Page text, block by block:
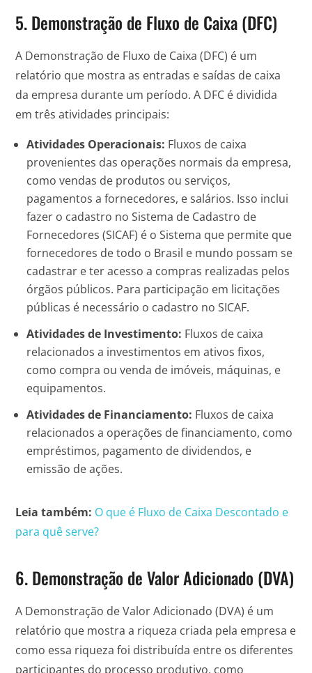
5. Demonstração de Fluxo de Caixa (DFC)
A Demonstração de Fluxo de Caixa (DFC) é um
relatório que mostra as entradas e saídas de caixa
da empresa durante um período. A DFC é dividida
em três atividades principais:
Atividades Operacionais: Fluxos de caixa
provenientes das operações normais da empresa,
como vendas de produtos ou serviços,
pagamentos a fornecedores, e salários. Isso inclui
fazer o cadastro no Sistema de Cadastro de
Fornecedores (SICAF) é o Sistema que permite que
fornecedores de todo o Brasil e mundo possam se
cadastrar e ter acesso a compras realizadas pelos
órgãos públicos. Para participação em licitações
públicas é necessário o cadastro no SICAF.
Atividades de Investimento: Fluxos de caixa
relacionados a investimentos em ativos fixos,
como compra ou venda de imóveis, máquinas, e
equipamentos.
Atividades de Financiamento: Fluxos de caixa
relacionados a operações de financiamento, como
empréstimos, pagamento de dividendos, e
emissão de ações.
Leia também: O que é Fluxo de Caixa Descontado e
para quê serve?
6. Demonstração de Valor Adicionado (DVA)
A Demonstração de Valor Adicionado (DVA) é um
relatório que mostra a riqueza criada pela empresa e
como essa riqueza foi distribuída entre os diferentes
participantes do processo produtivo, como